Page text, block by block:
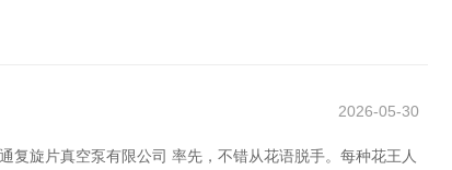
2026-05-30
旋片真空泵有限公司 率先，不错从花语脱手。每种花王人